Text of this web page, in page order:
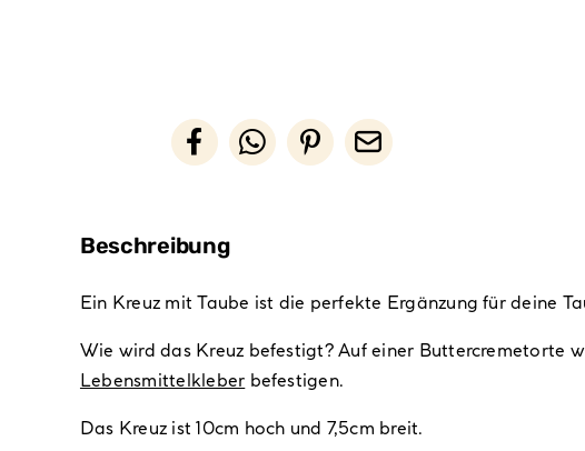
Beschreibung
Ein Kreuz mit Taube ist die perfekte Ergänzung für deine
Wie wird das Kreuz befestigt? Auf einer Buttercremetorte
Lebensmittelkleber befestigen.
Das Kreuz ist 10cm hoch und 7,5cm breit.